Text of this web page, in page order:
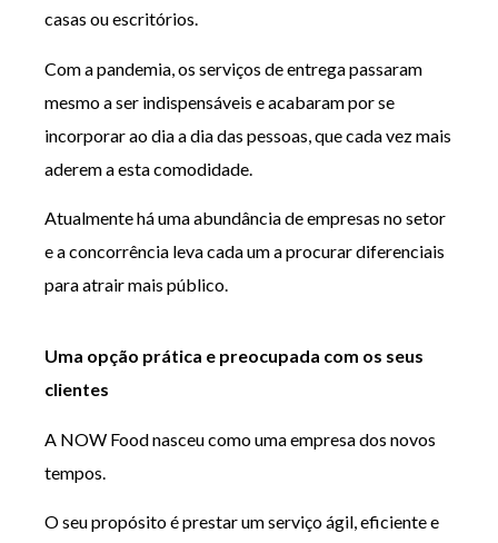
casas ou escritórios.
Com a pandemia, os serviços de entrega passaram
mesmo a ser indispensáveis e acabaram por se
incorporar ao dia a dia das pessoas, que cada vez mais
aderem a esta comodidade.
Atualmente há uma abundância de empresas no setor
e a concorrência leva cada um a procurar diferenciais
para atrair mais público.
Uma opção prática e preocupada com os seus
clientes
A NOW Food nasceu como uma empresa dos novos
tempos.
O seu propósito é prestar um serviço ágil, eficiente e